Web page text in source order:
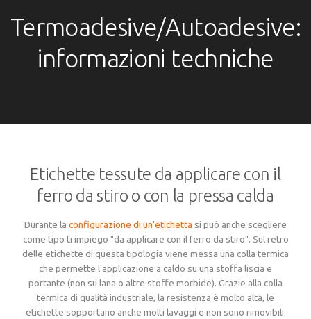
Etichette tessute
Esempi di etichette tessute in vari qualità
Regole approssimative per il design
Tipi di etichetta, piegature e dimensioni
Configura ora...
Esempi di etichette tessute speciali
Regole approssimative per il design
Sintesi
Configura ora...
Esempi di etichette tessute in vari qualità
Etichette in tessuto stampate
Sintesi
Configura ora...
Patch / toppe
Sintesi
Etichette taglia
Info
Spese e tempi di spedizione
Segui lo stato del tuo ordine
Area cliente
Accedi
accedi
IT |
English
Français
EUR
CHF
GBP
USD
ZAR
Termoadesive/Autoadesive:
informazioni techniche
Etichette tessute da applicare con il
ferro da stiro o con la pressa calda
Durante la configurazione di un'etichetta si può anche scegliere
come tipo ti impiego "da applicare con il ferro da stiro". Sul retro
delle etichette di questa tipologia viene messa una colla termica
che permette l'applicazione a caldo su una stoffa liscia e
portante (non su lana o altre stoffe morbide). Grazie alla colla
termica di qualità industriale, la resistenza è molto alta, le
etichette sopportano anche molti lavaggi e non sono rimovibili.